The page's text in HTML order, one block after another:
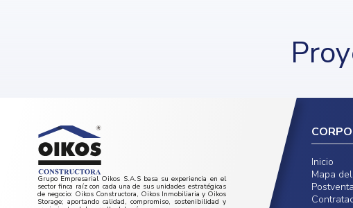
Grupo Empresarial Oikos S.A.S basa su experiencia en el
sector finca raíz con cada una de sus unidades estratégicas
de negocio: Oikos Constructora, Oikos Inmobiliaria y Oikos
Storage; aportando calidad, compromiso, sostenibilidad y
Inicio
Mapa